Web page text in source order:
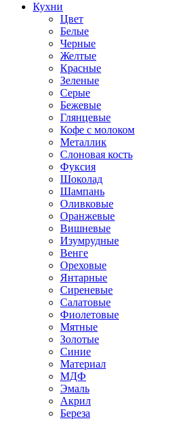
Кухни
Цвет
Белые
Черные
Желтые
Красные
Зеленые
Серые
Бежевые
Глянцевые
Кофе с молоком
Металлик
Слоновая кость
Фуксия
Шоколад
Шампань
Оливковые
Оранжевые
Вишневые
Изумрудные
Венге
Ореховые
Янтарные
Сиреневые
Салатовые
Фиолетовые
Мятные
Золотые
Синие
Материал
МДФ
Эмаль
Акрил
Береза